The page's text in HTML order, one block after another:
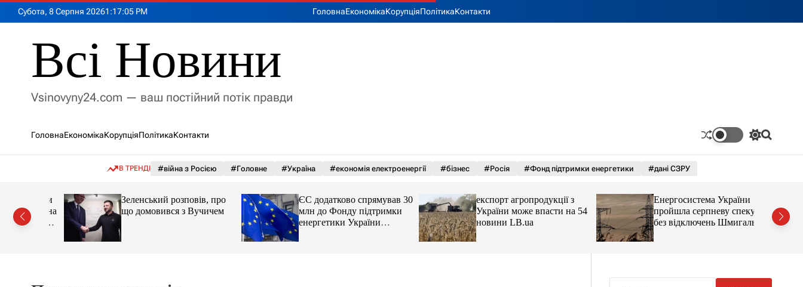
Субота, 8 Серпня 20261 :17:07 PM ГоловнаЕкономікаКорупціяПолітикаКонтакти
Всі Новини
Vsinovyny24.com — ваш постійний потік правди
ГоловнаЕкономікаКорупціяПолітикаКонтакти
П
к
а
ч
р
П
В ТРЕНДІ #війна з Росією #Головне #Україна #економія електроенергії #бізнес #Росія #Фонд підтримки енергетики #дані СЗРУ
на
Зеленський розповів, про
що домовився з Вучичем
ЄС додатково спрямував 30
млн до Фонду підтримки
енергетики України
новини LB.ua
експорт агропродукції з
України може впасти на 54
новини LB.ua
Енергосистема України
пройшла серпневу спеку
без відключень Шмигаль
новини LB.ua